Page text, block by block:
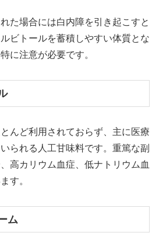
た場合には白内障を引き起こすと
ビトールを蓄積しやすい体質とな
に注意が必要です。
んど利用されておらず、主に医療
られる人工甘味料です。重篤な副
高カリウム血症、低ナトリウム血
す。
ム